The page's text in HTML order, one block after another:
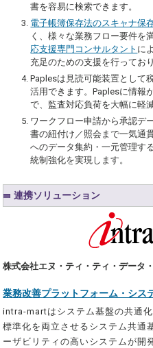
書を容易に検索できます。
電子帳簿保存法のスキャナ保
く、様々な業務フロー要件を
応支援専門コンサルタント に
充足のための支援を行ってお
Paplesは見読可能装置として
活用できます。Paplesに情報
で、監査対応負荷を大幅に軽
ワークフロー申請から承認デ
書の紐付け／照会まで一気通
へのデータ集約・一元管理す
統制強化を実現します。
連携ソリューション
株式会社エヌ・ティ・ティ・データ
業務改善プラットフォーム・シス
intra-martはシステム基盤の共通
標準化を両立させるシステム共通
ーザビリティの高いシステムが開